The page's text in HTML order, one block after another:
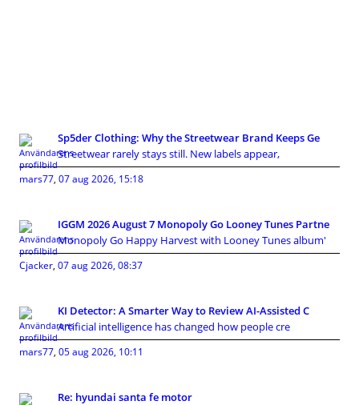
Sp5der Clothing: Why the Streetwear Brand Keeps Ge
Streetwear rarely stays still. New labels appear,
mars77, 07 aug 2026, 15:18
IGGM 2026 August 7 Monopoly Go Looney Tunes Partne
Monopoly Go Happy Harvest with Looney Tunes album'
Cjacker, 07 aug 2026, 08:37
KI Detector: A Smarter Way to Review AI-Assisted C
Artificial intelligence has changed how people cre
mars77, 05 aug 2026, 10:11
Re: hyundai santa fe motor